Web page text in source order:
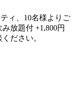
ィ、10名様よりご
放題付 +1,800円
ださい。